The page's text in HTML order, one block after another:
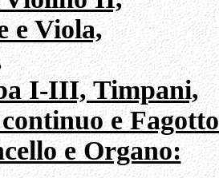
e Viola,
I-III, Timpani,
e
e Organo: